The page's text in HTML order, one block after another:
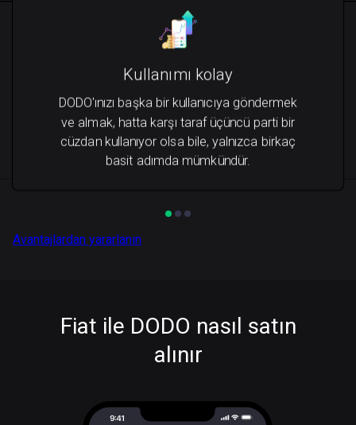
Kullanımı kolay
DODO'ınızı başka bir kullanıcıya göndermek
ve almak, hatta karşı taraf üçüncü parti bir
cüzdan kullanıyor olsa bile, yalnızca birkaç
basit adımda mümkündür.
Avantajlardan yararlanın
Fiat ile DODO nasıl satın
alınır